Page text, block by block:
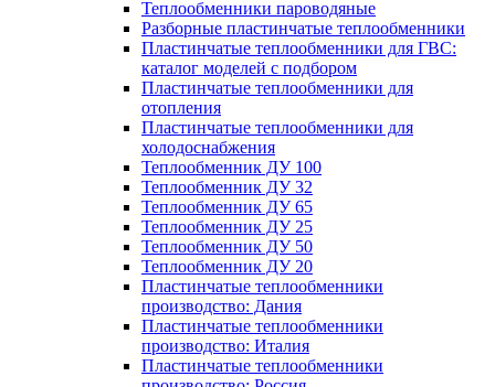
Теплообменники пароводяные
Разборные пластинчатые теплообменники
Пластинчатые теплообменники для ГВС:
каталог моделей с подбором
Пластинчатые теплообменники для
отопления
Пластинчатые теплообменники для
холодоснабжения
Теплообменник ДУ 100
Теплообменник ДУ 32
Теплообменник ДУ 65
Теплообменник ДУ 25
Теплообменник ДУ 50
Теплообменник ДУ 20
Пластинчатые теплообменники
производство: Дания
Пластинчатые теплообменники
производство: Италия
Пластинчатые теплообменники